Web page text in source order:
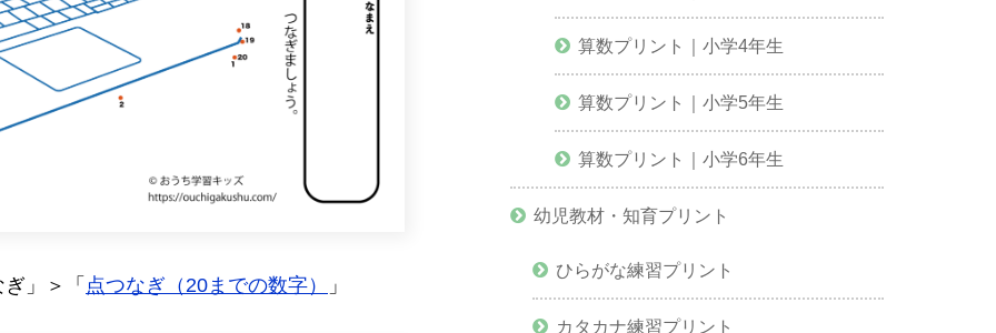
」＞「 点つなぎ（20までの数字） 」
算数プリント｜小学4年生
算数プリント｜小学5年生
算数プリント｜小学6年生
幼児教材・知育プリント
ひらがな練習プリント
カタカナ練習プリント